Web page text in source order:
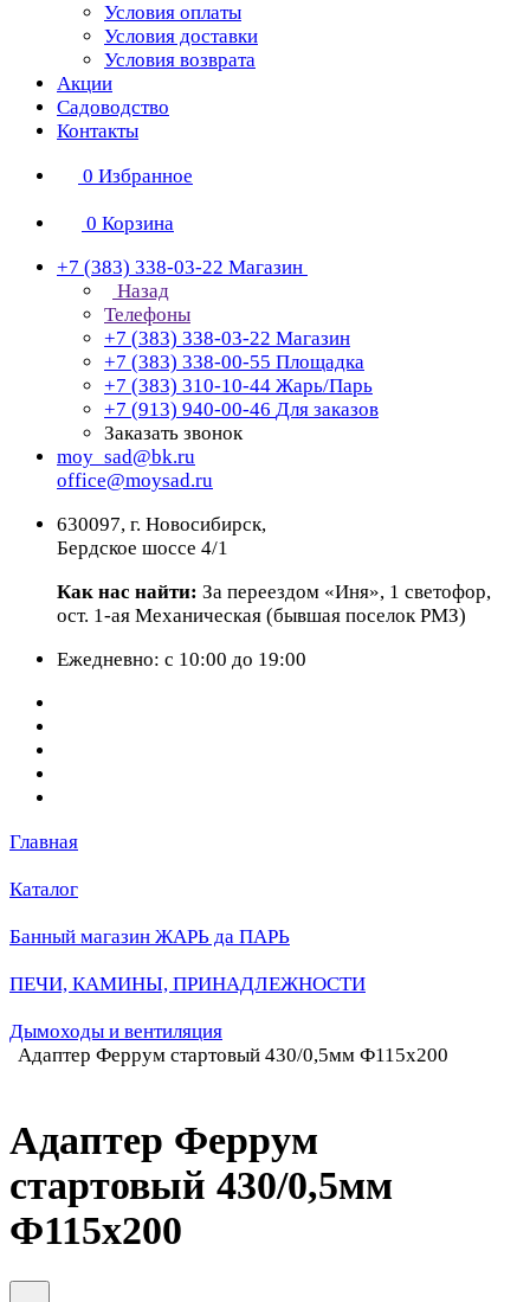
Условия оплаты
Условия доставки
Условия возврата
Акции
Садоводство
Контакты
0 Избранное
0 Корзина
+7 (383) 338-03-22 Магазин
Назад
Телефоны
+7 (383) 338-03-22 Магазин
+7 (383) 338-00-55 Площадка
+7 (383) 310-10-44 Жарь/Парь
+7 (913) 940-00-46 Для заказов
Заказать звонок
moy_sad@bk.ru
office@moysad.ru
630097, г. Новосибирск,
Бердское шоссе 4/1
Как нас найти: За переездом «Иня», 1 светофор,
ост. 1-ая Механическая (бывшая поселок РМЗ)
Ежедневно: с 10:00 до 19:00
Главная
Каталог
Банный магазин ЖАРЬ да ПАРЬ
ПЕЧИ, КАМИНЫ, ПРИНАДЛЕЖНОСТИ
Дымоходы и вентиляция
Адаптер Феррум стартовый 430/0,5мм Ф115х200
Адаптер Феррум
стартовый 430/0,5мм
Ф115х200